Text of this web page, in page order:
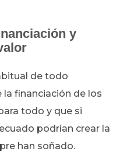
y
de todo
financiación de los
todo y que si
podrían crear la
han soñado.